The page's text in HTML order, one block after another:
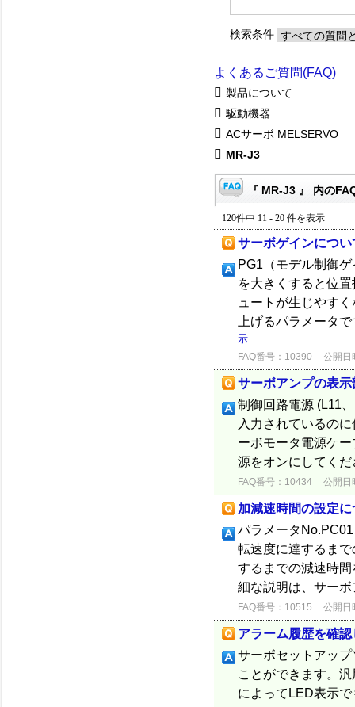
検索条件
よくあるご質問(FAQ)
製品について
駆動機器
ACサーボ MELSERVO
MR-J3
『 MR-J3 』 内の
120件中 11 - 20 件を表示
サーボゲインについ
PG1（モデル制御
を大きくすると位
ュートが生じやす
上げるパラメータ
示
FAQ番号：10390 公開日
サーボアンプの表
制御回路電源 (L11
入力されているの
ーボモータ電源ケ
源をオンにしてく
FAQ番号：10434 公開日
加減速時間の設定に
パラメータ
転速度に達するま
するまでの減速時
細な説明は、サー
FAQ番号：10515 公開日
アラーム履歴を確認
サーボセットアッ
ことができます。
によってLED表示